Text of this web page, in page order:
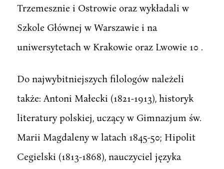
Trzemesznie i Ostrowie oraz wykładali w
Szkole Głównej w Warszawie i na
uniwersytetach w Krakowie oraz Lwowie 10 .
Do najwybitniejszych filologów należeli
także: Antoni Małecki (1821-1913), historyk
literatury polskiej, uczący w Gimnazjum św.
Marii Magdaleny w latach 1845-50; Hipolit
Cegielski (1813-1868), nauczyciel języka